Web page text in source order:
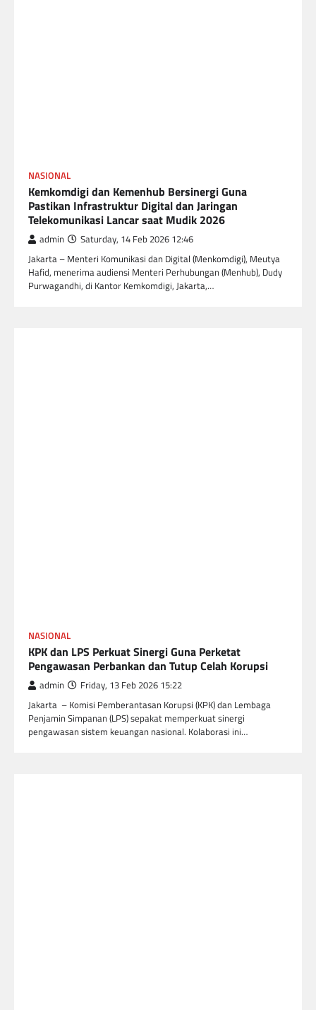
NASIONAL
Kemkomdigi dan Kemenhub Bersinergi Guna
Pastikan Infrastruktur Digital dan Jaringan
Telekomunikasi Lancar saat Mudik 2026
admin Saturday, 14 Feb 2026 12:46
Jakarta – Menteri Komunikasi dan Digital (Menkomdigi), Meutya
Hafid, menerima audiensi Menteri Perhubungan (Menhub), Dudy
Purwagandhi, di Kantor Kemkomdigi, Jakarta,…
NASIONAL
KPK dan LPS Perkuat Sinergi Guna Perketat
Pengawasan Perbankan dan Tutup Celah Korupsi
admin Friday, 13 Feb 2026 15:22
Jakarta – Komisi Pemberantasan Korupsi (KPK) dan Lembaga
Penjamin Simpanan (LPS) sepakat memperkuat sinergi
pengawasan sistem keuangan nasional. Kolaborasi ini…